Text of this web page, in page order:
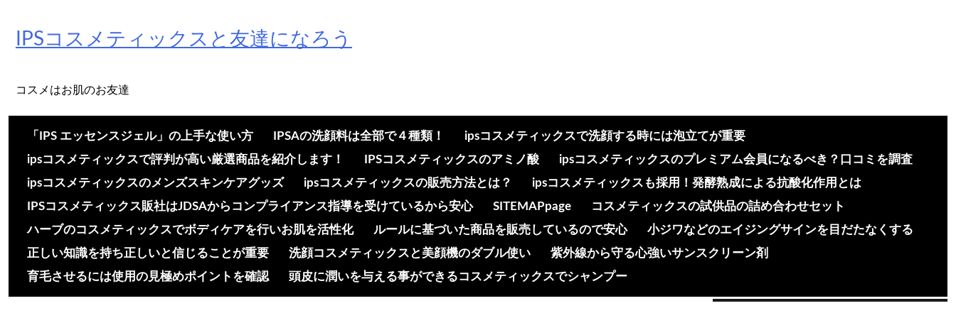
content
IPSコスメティックスと友達になろう
コスメはお肌のお友達
「IPS エッセンスジェル」の上手な使い方 IPSAの洗顔料は全部で４種類！
ipsコスメティックスで洗顔する時には泡立てが重要
ipsコスメティックスで評判が高い厳選商品を紹介します！
IPSコスメティックスのアミノ酸
ipsコスメティックスのプレミアム会員になるべき？口コミを調査
ipsコスメティックスのメンズスキンケアグッズ
ipsコスメティックスの販売方法とは？
ipsコスメティックスも採用！発酵熟成による抗酸化作用とは
IPSコスメティックス販社はJDSAからコンプライアンス指導を受けているから安心
SITEMAPpage
コスメティックスの試供品の詰め合わせセット
ハーブのコスメティックスでボディケアを行いお肌を活性化
ルールに基づいた商品を販売しているので安心
小ジワなどのエイジングサインを目だたなくする
正しい知識を持ち正しいと信じることが重要
洗顔コスメティックスと美顔機のダブル使い
紫外線から守る心強いサンスクリーン剤
育毛させるには使用の見極めポイントを確認
頭皮に潤いを与える事ができるコスメティックスでシャンプー